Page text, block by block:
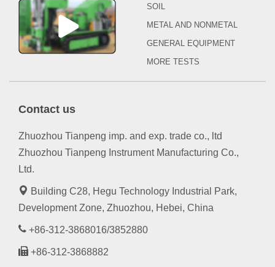
SOIL
METAL AND NONMETAL
GENERAL EQUIPMENT
MORE TESTS
Contact us
Zhuozhou Tianpeng imp. and exp. trade co., ltd
Zhuozhou Tianpeng Instrument Manufacturing Co.,
Ltd.
Building C28, Hegu Technology Industrial Park,
Development Zone, Zhuozhou, Hebei, China
+86-312-3868016/3852880
+86-312-3868882